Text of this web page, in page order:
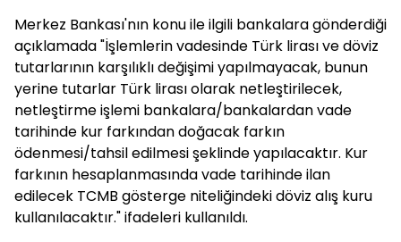
Merkez Bankası'nın konu ile ilgili bankalara gönderdiği
açıklamada "İşlemlerin vadesinde Türk lirası ve döviz
tutarlarının karşılıklı değişimi yapılmayacak, bunun
yerine tutarlar Türk lirası olarak netleştirilecek,
netleştirme işlemi bankalara/bankalardan vade
tarihinde kur farkından doğacak farkın
ödenmesi/tahsil edilmesi şeklinde yapılacaktır. Kur
farkının hesaplanmasında vade tarihinde ilan
edilecek TCMB gösterge niteliğindeki döviz alış kuru
kullanılacaktır." ifadeleri kullanıldı.